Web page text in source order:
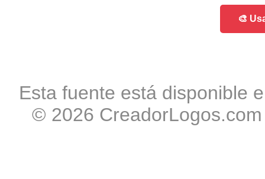
🎨
Esta fuente está disponible
© 2026